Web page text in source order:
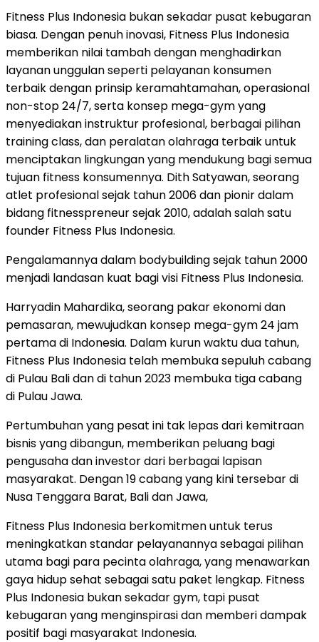
Fitness Plus Indonesia bukan sekadar pusat kebugaran
biasa. Dengan penuh inovasi, Fitness Plus Indonesia
memberikan nilai tambah dengan menghadirkan
layanan unggulan seperti pelayanan konsumen
terbaik dengan prinsip keramahtamahan, operasional
non-stop 24/7, serta konsep mega-gym yang
menyediakan instruktur profesional, berbagai pilihan
training class, dan peralatan olahraga terbaik untuk
menciptakan lingkungan yang mendukung bagi semua
tujuan fitness konsumennya. Dith Satyawan, seorang
atlet profesional sejak tahun 2006 dan pionir dalam
bidang fitnesspreneur sejak 2010, adalah salah satu
founder Fitness Plus Indonesia.
Pengalamannya dalam bodybuilding sejak tahun 2000
menjadi landasan kuat bagi visi Fitness Plus Indonesia.
Harryadin Mahardika, seorang pakar ekonomi dan
pemasaran, mewujudkan konsep mega-gym 24 jam
pertama di Indonesia. Dalam kurun waktu dua tahun,
Fitness Plus Indonesia telah membuka sepuluh cabang
di Pulau Bali dan di tahun 2023 membuka tiga cabang
di Pulau Jawa.
Pertumbuhan yang pesat ini tak lepas dari kemitraan
bisnis yang dibangun, memberikan peluang bagi
pengusaha dan investor dari berbagai lapisan
masyarakat. Dengan 19 cabang yang kini tersebar di
Nusa Tenggara Barat, Bali dan Jawa,
Fitness Plus Indonesia berkomitmen untuk terus
meningkatkan standar pelayanannya sebagai pilihan
utama bagi para pecinta olahraga, yang menawarkan
gaya hidup sehat sebagai satu paket lengkap. Fitness
Plus Indonesia bukan sekadar gym, tapi pusat
kebugaran yang menginspirasi dan memberi dampak
positif bagi masyarakat Indonesia.